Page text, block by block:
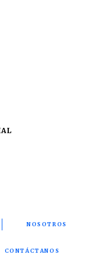
NOSOTROS
CONTÁCTANOS